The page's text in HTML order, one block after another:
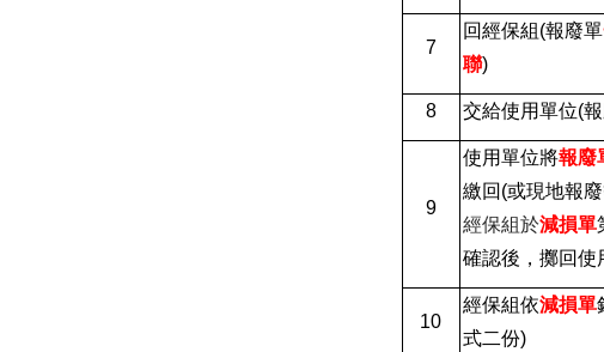
7
回經保組(報廢單
聯)
8 交給使用單位(
9
使用單位將報廢
繳回(或現地報
經保組於減損單
確認後，擲回使
10
經保組依減損單
式二份)